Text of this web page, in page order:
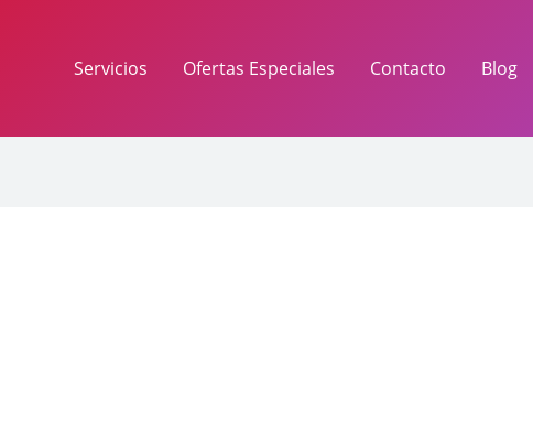
Servicios Ofertas Especiales Contacto Blog